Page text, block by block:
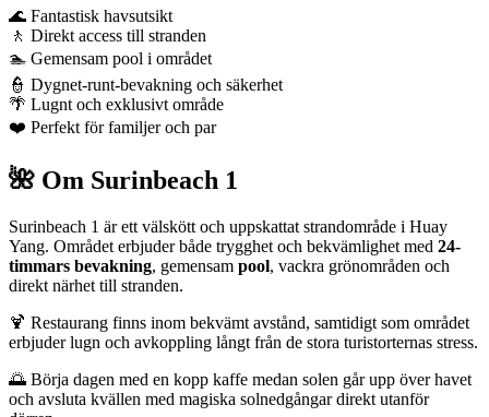
🌊 Fantastisk havsutsikt
🚶 Direkt access till stranden
🏊 Gemensam pool i området
👮 Dygnet-runt-bevakning och säkerhet
🌴 Lugnt och exklusivt område
❤️ Perfekt för familjer och par
🌺 Om Surinbeach 1
Surinbeach 1 är ett välskött och uppskattat strandområde i Huay
Yang. Området erbjuder både trygghet och bekvämlighet med 24-
timmars bevakning, gemensam pool, vackra grönområden och
direkt närhet till stranden.
🍹 Restaurang finns inom bekvämt avstånd, samtidigt som området
erbjuder lugn och avkoppling långt från de stora turistorternas stress.
🌅 Börja dagen med en kopp kaffe medan solen går upp över havet
och avsluta kvällen med magiska solnedgångar direkt utanför